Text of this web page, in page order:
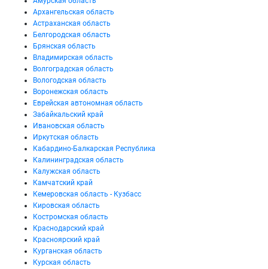
Архангельская область
Астраханская область
Белгородская область
Брянская область
Владимирская область
Волгоградская область
Вологодская область
Воронежская область
Еврейская автономная область
Забайкальский край
Ивановская область
Иркутская область
Кабардино-Балкарская Республика
Калининградская область
Калужская область
Камчатский край
Кемеровская область - Кузбасс
Кировская область
Костромская область
Краснодарский край
Красноярский край
Курганская область
Курская область